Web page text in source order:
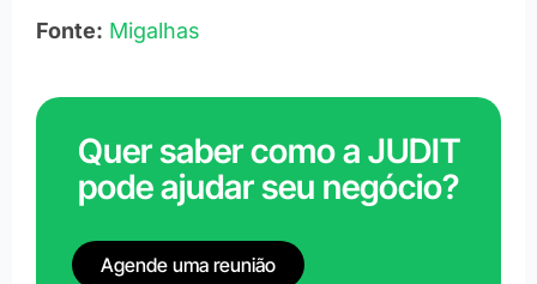
Fonte: Migalhas
Quer saber como a JUDIT
pode ajudar seu negócio?
Agende uma reunião